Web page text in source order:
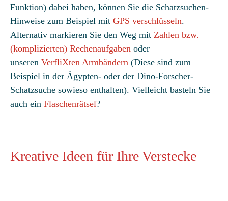
Funktion) dabei haben, können Sie die Schatzsuchen-
Hinweise zum Beispiel mit GPS verschlüsseln.
Alternativ markieren Sie den Weg mit Zahlen bzw.
(komplizierten) Rechenaufgaben oder
unseren VerfliXten Armbändern (Diese sind zum
Beispiel in der Ägypten- oder der Dino-Forscher-
Schatzsuche sowieso enthalten). Vielleicht basteln Sie
auch ein Flaschenrätsel?
Kreative Ideen für Ihre Verstecke